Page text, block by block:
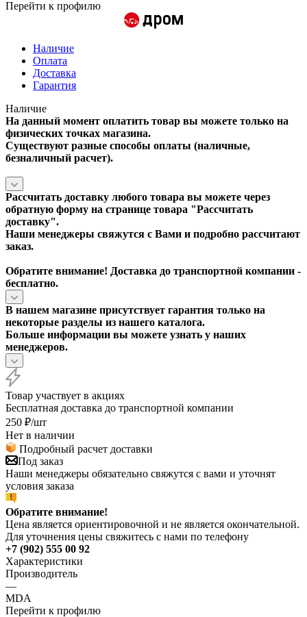
Перейти к профилю
Наличие
Оплата
Доставка
Гарантия
Наличие
На данный момент оплатить товар вы можете только на
физических точках магазина.
Существуют разные способы оплаты (наличные,
безналичный расчет).
Рассчитать доставку любого товара вы можете через
обратную форму на странице товара "Рассчитать
доставку".
Наши менеджеры свяжутся с Вами и подробно рассчитают
заказ.
Обратите внимание! Доставка до транспортной компании -
бесплатно.
В нашем магазине присутствует гарантия только на
некоторые разделы из нашего каталога.
Больше информации вы можете узнать у наших
менеджеров.
Товар участвует в акциях
Бесплатная доставка до транспортной компании
250 ₽/шт
Нет в наличии
Подробный расчет доставки
Под заказ
Наши менеджеры обязательно свяжутся с вами и уточнят
условия заказа
Обратите внимание!
Цена является ориентировочной и не является окончательной.
Для уточнения цены свяжитесь с нами по телефону
+7 (902) 555 00 92
Характеристики
Производитель
—
MDA
Перейти к профилю